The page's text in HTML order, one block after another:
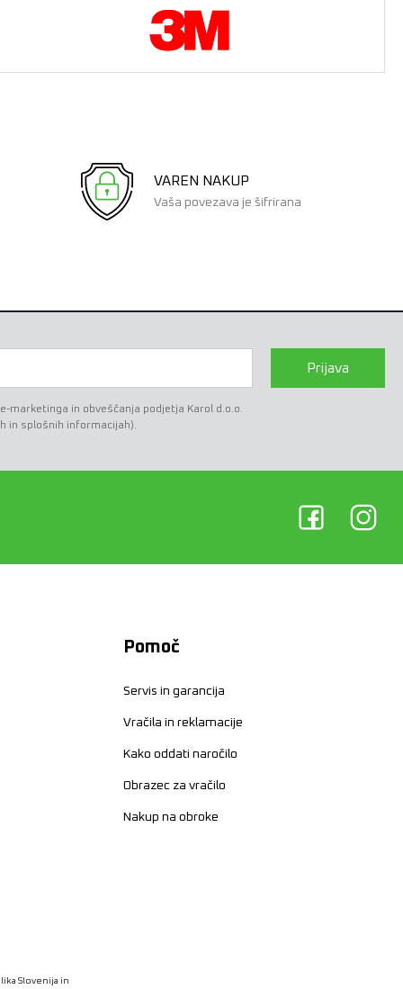
VAREN NAKUP
Vaša povezava je šifrirana
Prijava
marketinga in obveščanja podjetja Karol d.o.o.
in splošnih informacijah).
Pomoč
Servis in garancija
Vračila in reklamacije
Kako oddati naročilo
Obrazec za vračilo
Nakup na obroke
Slovenija in